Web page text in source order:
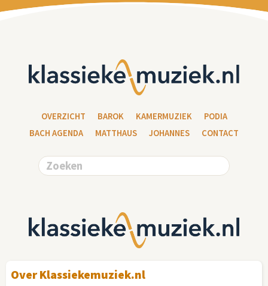
OVERZICHT BAROK KAMERMUZIEK
PODIA
BACH AGENDA
MATTHAUS JOHANNES CONTACT
Over Klassiekemuziek.nl